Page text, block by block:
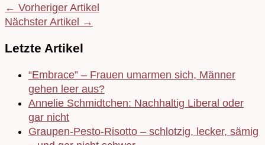
← Vorheriger Artikel
Nächster Artikel →
Letzte Artikel
“Embrace” – Frauen umarmen sich, Männer
gehen leer aus?
Annelie Schmidtchen: Nachhaltig Liberal oder
gar nicht
Graupen-Pesto-Risotto – schlotzig, lecker, sämig